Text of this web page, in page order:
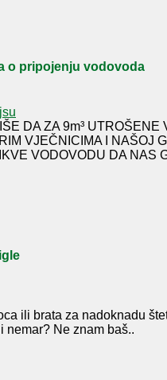
o pripojenju vodovoda
DA ZA 9m³ UTROŠENE
VJEČNICIMA I NAŠOJ
VODOVODU DA NAS
ili brata za nadoknadu
nemar? Ne znam baš..